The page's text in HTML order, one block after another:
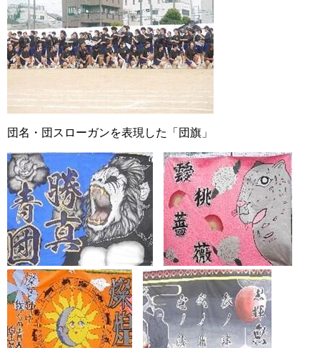
団名・団スローガンを表現した「団旗」